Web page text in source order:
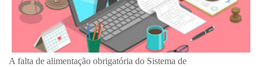
A falta de alimentação obrigatória do Sistema de